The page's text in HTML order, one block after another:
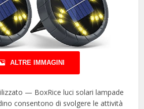
ALTRE IMMAGINI
— BoxRice luci solari lampade
consentono di svolgere le attività